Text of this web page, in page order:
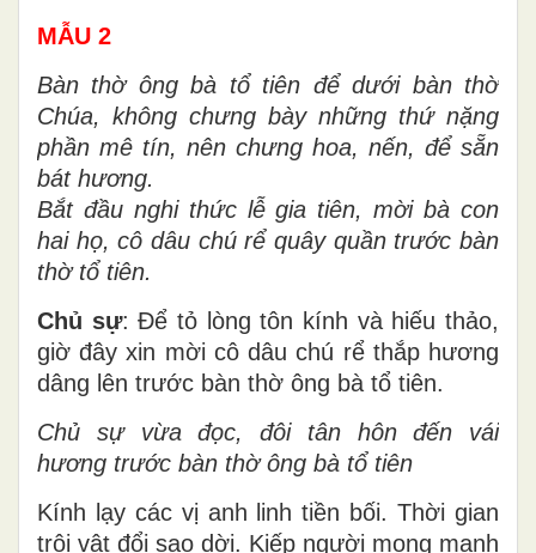
MẪU 2
Bàn thờ ông bà tổ tiên để dưới bàn thờ
Chúa, không chưng bày những thứ nặng
phần mê tín, nên chưng hoa, nến, để sẵn
bát hương.
Bắt đầu nghi thức lễ gia tiên, mời bà con
hai họ, cô dâu chú rể quây quần trước bàn
thờ tổ tiên.
Chủ sự: Để tỏ lòng tôn kính và hiếu thảo,
giờ đây xin mời cô dâu chú rể thắp hương
dâng lên trước bàn thờ ông bà tổ tiên.
Chủ sự vừa đọc, đôi tân hôn đến vái
hương trước bàn thờ ông bà tổ tiên
Kính lạy các vị anh linh tiền bối. Thời gian
trôi vật đổi sao dời. Kiếp người mong manh